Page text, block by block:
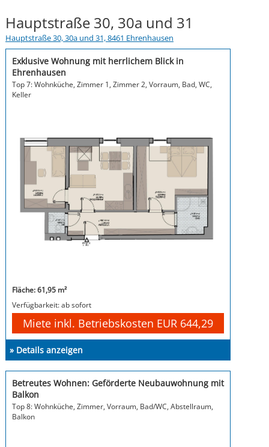
Hauptstraße 30, 30a und 31
Hauptstraße 30, 30a und 31, 8461 Ehrenhausen
Exklusive Wohnung mit herrlichem Blick in
Ehrenhausen
Top 7: Wohnküche, Zimmer 1, Zimmer 2, Vorraum, Bad, WC,
Keller
Fläche: 61,95 m²
Verfügbarkeit: ab sofort
Miete inkl. Betriebskosten EUR 644,29
» Details anzeigen
Betreutes Wohnen: Geförderte Neubauwohnung mit
Balkon
Top 8: Wohnküche, Zimmer, Vorraum, Bad/WC, Abstellraum,
Balkon